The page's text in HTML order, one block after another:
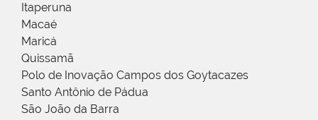
Itaperuna
Macaé
Maricá
Quissamã
Polo de Inovação Campos dos Goytacazes
Santo Antônio de Pádua
São João da Barra